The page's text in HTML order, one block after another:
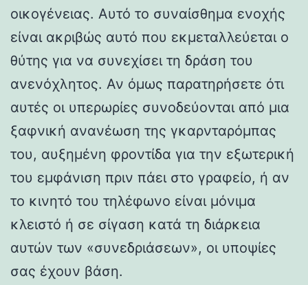
οικογένειας. Αυτό το συναίσθημα ενοχής
είναι ακριβώς αυτό που εκμεταλλεύεται ο
θύτης για να συνεχίσει τη δράση του
ανενόχλητος. Αν όμως παρατηρήσετε ότι
αυτές οι υπερωρίες συνοδεύονται από μια
ξαφνική ανανέωση της γκαρνταρόμπας
του, αυξημένη φροντίδα για την εξωτερική
του εμφάνιση πριν πάει στο γραφείο, ή αν
το κινητό του τηλέφωνο είναι μόνιμα
κλειστό ή σε σίγαση κατά τη διάρκεια
αυτών των «συνεδριάσεων», οι υποψίες
σας έχουν βάση.